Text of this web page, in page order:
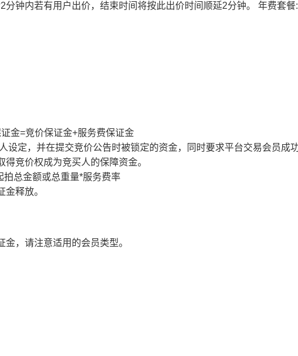
分钟内若有用户出价，结束时间将按此出价时间顺延2分钟。 年费套餐
金=竞价保证金+服务费保证金
设定，并在提交竞价公告时被锁定的资金，同时要求平台交易会员成
竞价权成为竞买人的保障资金。
拍总金额或总重量*服务费率
释放。
，请注意适用的会员类型。